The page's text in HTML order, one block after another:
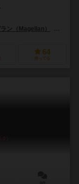
ラン（Magellan）
64
持ってる